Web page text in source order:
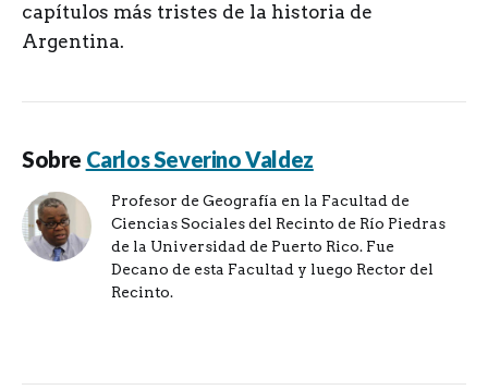
capítulos más tristes de la historia de
Argentina.
Sobre Carlos Severino Valdez
Profesor de Geografía en la Facultad de
Ciencias Sociales del Recinto de Río Piedras
de la Universidad de Puerto Rico. Fue
Decano de esta Facultad y luego Rector del
Recinto.